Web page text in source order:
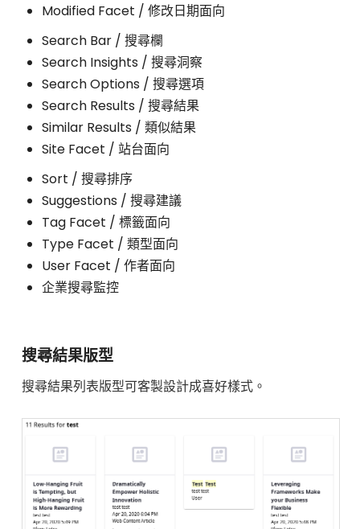
Modified Facet / 修改日期面向
Search Bar / 搜尋欄
Search Insights / 搜尋洞察
Search Options / 搜尋選項
Search Results / 搜尋結果
Similar Results / 類似結果
Site Facet / 站台面向
Sort / 搜尋排序
Suggestions / 搜尋建議
Tag Facet / 標籤面向
Type Facet / 類型面向
User Facet / 作者面向
企業搜尋監控
搜尋結果版型
搜尋結果列表版型可客製設計成喜好樣式。